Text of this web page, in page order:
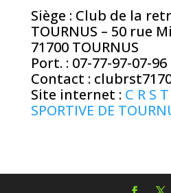
Siège : Club de la
TOURNUS – 50 rue
71700 TOURNUS
Port. : 07-77-97-07-96
Contact :
Site internet : C R S
SPORTIVE DE